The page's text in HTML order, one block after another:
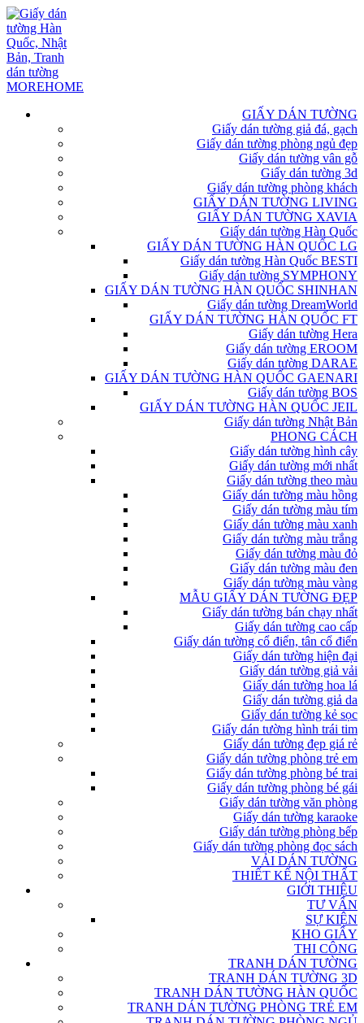
GIẤY DÁN TƯỜNG
Giấy dán tường giả đá, gạch
Giấy dán tường phòng ngủ đẹp
Giấy dán tường vân gỗ
Giấy dán tường 3d
Giấy dán tường phòng khách
GIẤY DÁN TƯỜNG LIVING
GIẤY DÁN TƯỜNG XAVIA
Giấy dán tường Hàn Quốc
GIẤY DÁN TƯỜNG HÀN QUỐC LG
Giấy dán tường Hàn Quốc BESTI
Giấy dán tường SYMPHONY
GIẤY DÁN TƯỜNG HÀN QUỐC SHINHAN
Giấy dán tường DreamWorld
GIẤY DÁN TƯỜNG HÀN QUỐC FT
Giấy dán tường Hera
Giấy dán tường EROOM
Giấy dán tường DARAE
GIẤY DÁN TƯỜNG HÀN QUỐC GAENARI
Giấy dán tường BOS
GIẤY DÁN TƯỜNG HÀN QUỐC JEIL
Giấy dán tường Nhật Bản
PHONG CÁCH
Giấy dán tường hình cây
Giấy dán tường mới nhất
Giấy dán tường theo màu
Giấy dán tường màu hồng
Giấy dán tường màu tím
Giấy dán tường màu xanh
Giấy dán tường màu trắng
Giấy dán tường màu đỏ
Giấy dán tường màu đen
Giấy dán tường màu vàng
MẪU GIẤY DÁN TƯỜNG ĐẸP
Giấy dán tường bán chạy nhất
Giấy dán tường cao cấp
Giấy dán tường cổ điển, tân cổ điển
Giấy dán tường hiện đại
Giấy dán tường giả vải
Giấy dán tường hoa lá
Giấy dán tường giả da
Giấy dán tường kẻ sọc
Giấy dán tường hình trái tim
Giấy dán tường đẹp giá rẻ
Giấy dán tường phòng trẻ em
Giấy dán tường phòng bé trai
Giấy dán tường phòng bé gái
Giấy dán tường văn phòng
Giấy dán tường karaoke
Giấy dán tường phòng bếp
Giấy dán tường phòng đọc sách
VẢI DÁN TƯỜNG
THIẾT KẾ NỘI THẤT
GIỚI THIỆU
TƯ VẤN
SỰ KIỆN
KHO GIẤY
THI CÔNG
TRANH DÁN TƯỜNG
TRANH DÁN TƯỜNG 3D
TRANH DÁN TƯỜNG HÀN QUỐC
TRANH DÁN TƯỜNG PHÒNG TRẺ EM